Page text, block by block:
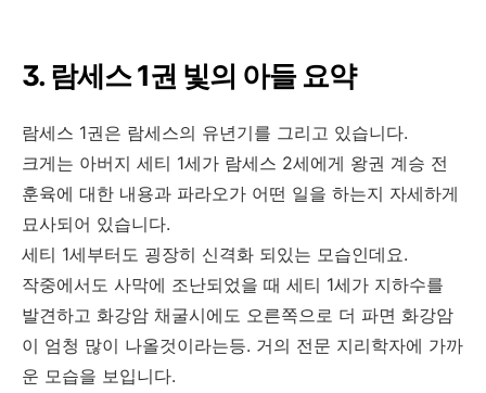
3. 람세스 1권 빛의 아들 요약
람세스 1권은 람세스의 유년기를 그리고 있습니다.
크게는 아버지 세티 1세가 람세스 2세에게 왕권 계승 전
훈육에 대한 내용과 파라오가 어떤 일을 하는지 자세하게
묘사되어 있습니다.
세티 1세부터도 굉장히 신격화 되있는 모습인데요.
작중에서도 사막에 조난되었을 때 세티 1세가 지하수를
발견하고 화강암 채굴시에도 오른쪽으로 더 파면 화강암
이 엄청 많이 나올것이라는등. 거의 전문 지리학자에 가까
운 모습을 보입니다.